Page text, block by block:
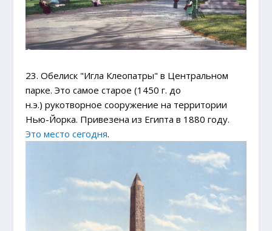
23. Обелиск "Игла Клеопатры" в Центральном
парке. Это самое старое (1450 г. до
н.э.) рукотворное сооружение на территории
Нью-Йорка. Привезена из Египта в 1880 году.
Это место сегодня.